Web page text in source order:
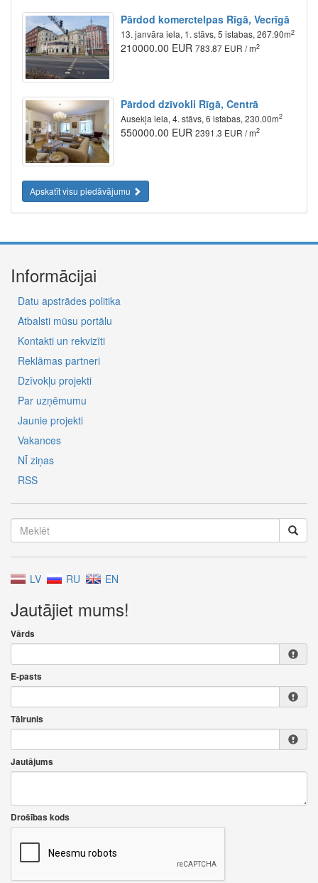
Pārdod komerctelpas Rīgā, Vecrīgā
13. janvāra iela, 1. stāvs, 5 istabas, 267.90m2
210000.00 EUR 783.87 EUR / m2
Pārdod dzīvokli Rīgā, Centrā
Ausekļa iela, 4. stāvs, 6 istabas, 230.00m2
550000.00 EUR 2391.3 EUR / m2
Apskatīt visu piedāvājumu
Informācijai
Datu apstrādes politika
Atbalsti mūsu portālu
Kontakti un rekvizīti
Reklāmas partneri
Dzīvokļu projekti
Par uzņēmumu
Jaunie projekti
Vakances
NĪ ziņas
RSS
LV RU EN
Jautājiet mums!
Vārds
E-pasts
Tālrunis
Jautājums
Drošības kods